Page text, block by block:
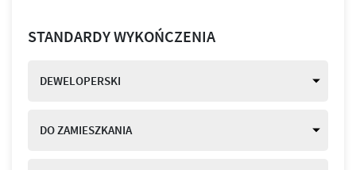
STANDARDY WYKOŃCZENIA
DEWELOPERSKI
DO ZAMIESZKANIA